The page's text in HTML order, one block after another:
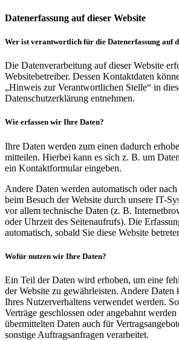
Datenerfassung auf dieser Website
Wer ist verantwortlich für die Datenerfassung auf
Die Datenverarbeitung auf dieser Website
Websitebetreiber. Dessen Kontaktdaten
„Hinweis zur Verantwortlichen Stelle“ in
Datenschutzerklärung entnehmen.
Wie erfassen wir Ihre Daten?
Ihre Daten werden zum einen dadurch
mitteilen. Hierbei kann es sich z. B. um
ein Kontaktformular eingeben.
Andere Daten werden automatisch oder
beim Besuch der Website durch unsere IT-
vor allem technische Daten (z. B.
oder Uhrzeit des Seitenaufrufs). Die
automatisch, sobald Sie diese Website
Wofür nutzen wir Ihre Daten?
Ein Teil der Daten wird erhoben, um eine
der Website zu gewährleisten. Andere Daten
Ihres Nutzerverhaltens verwendet werden.
Verträge geschlossen oder angebahnt
übermittelten Daten auch für
sonstige Auftragsanfragen verarbeitet.